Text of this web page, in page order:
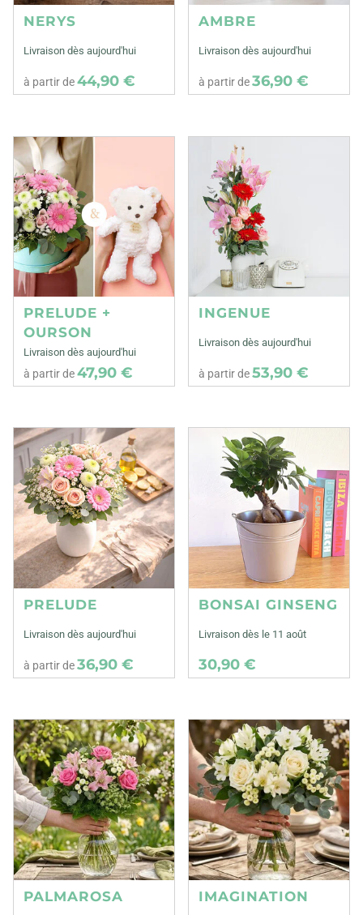
NERYS
Livraison dès aujourd'hui
à partir de44,90 €
AMBRE
Livraison dès aujourd'hui
à partir de36,90 €
PRELUDE +
OURSON
Livraison dès aujourd'hui
à partir de47,90 €
INGENUE
Livraison dès aujourd'hui
à partir de53,90 €
PRELUDE
Livraison dès aujourd'hui
à partir de36,90 €
BONSAI GINSENG
Livraison dès le 11 août
30,90 €
PALMAROSA IMAGINATION